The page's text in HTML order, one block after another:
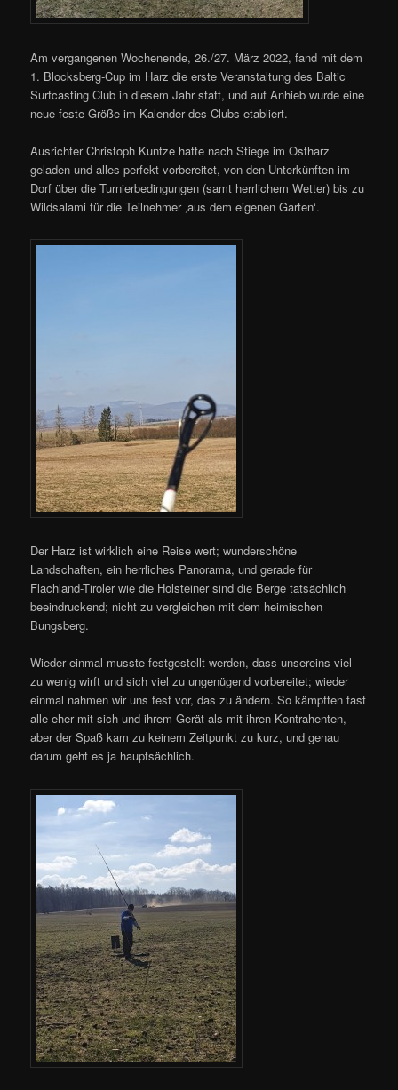
Am vergangenen Wochenende, 26./27. März 2022, fand mit dem
1. Blocksberg-Cup im Harz die erste Veranstaltung des Baltic
Surfcasting Club in diesem Jahr statt, und auf Anhieb wurde eine
neue feste Größe im Kalender des Clubs etabliert.
Ausrichter Christoph Kuntze hatte nach Stiege im Ostharz
geladen und alles perfekt vorbereitet, von den Unterkünften im
Dorf über die Turnierbedingungen (samt herrlichem Wetter) bis zu
Wildsalami für die Teilnehmer ‚aus dem eigenen Garten‘.
Der Harz ist wirklich eine Reise wert; wunderschöne
Landschaften, ein herrliches Panorama, und gerade für
Flachland-Tiroler wie die Holsteiner sind die Berge tatsächlich
beeindruckend; nicht zu vergleichen mit dem heimischen
Bungsberg.
Wieder einmal musste festgestellt werden, dass unsereins viel
zu wenig wirft und sich viel zu ungenügend vorbereitet; wieder
einmal nahmen wir uns fest vor, das zu ändern. So kämpften fast
alle eher mit sich und ihrem Gerät als mit ihren Kontrahenten,
aber der Spaß kam zu keinem Zeitpunkt zu kurz, und genau
darum geht es ja hauptsächlich.